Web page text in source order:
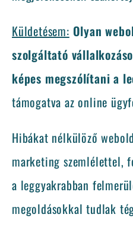
Küldetésem: Olyan
szolgáltató
képes megszólítani a
támogatva az online
Hibákat nélkülöző
marketing szemlélettel,
a leggyakrabban
megoldásokkal tudlak